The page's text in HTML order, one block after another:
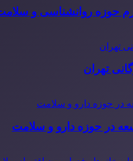
حوزه روانشناسی و
تهران
در حوزه دارو و سلامت